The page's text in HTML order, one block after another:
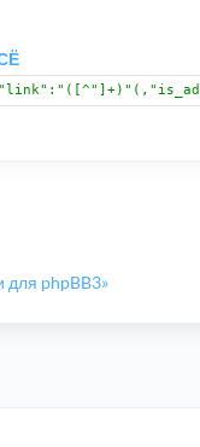
для phpBB3»